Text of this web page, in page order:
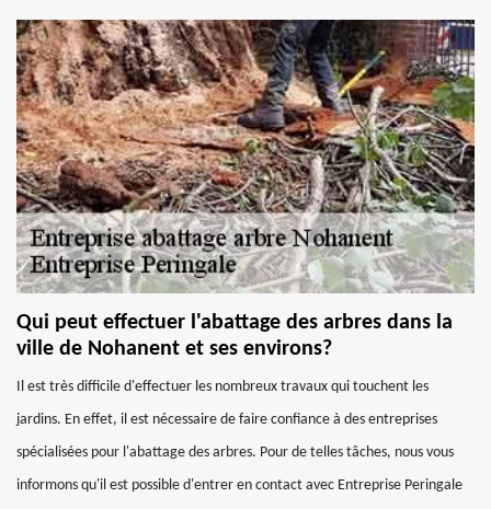
Qui peut effectuer l'abattage des arbres dans la
ville de Nohanent et ses environs?
Il est très difficile d'effectuer les nombreux travaux qui touchent les
jardins. En effet, il est nécessaire de faire confiance à des entreprises
spécialisées pour l'abattage des arbres. Pour de telles tâches, nous vous
informons qu'il est possible d'entrer en contact avec Entreprise Peringale